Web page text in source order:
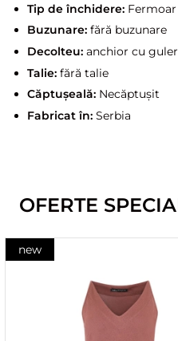
Tip de închidere:Fermoar
Buzunare:fără buzunare
Decolteu:anchior cu guler
Talie:fără talie
Căptușeală:Necăptușit
Fabricat în:Serbia
OFERTE
new